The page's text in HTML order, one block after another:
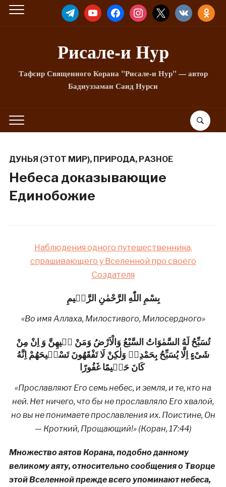
TELEGRAMYOUTUBEFACEBOOKINSTAGRAM
X VKONTAKTE
Рисале-и Hyp
Тафсир Священного Корана "Рисале-и Нур" — автор
Бадиуззаман Саид Нурси
ДУНЬЯ (ЭТОТ МИР), ПРИРОДА, РАЗНОЕ
Небеса доказывающие
Единобожие
Наблюдения одного путешественника,
спрашивающего у Вселенной про своего
Создателя
بِسْمِ اللّٰهِ الرَّحْمٰنِ الرَّحٖيمِ
«Во имя Аллаха, Милостивого, Милосердного»
تُسَبِّحُ لَهُ السَّمٰوَاتُ السَّبْعُ وَالْاَرْضُ وَمَنْ فٖيهِنَّ وَ اِنْ مِنْ
شَىْءٍ اِلَّا يُسَبِّحُ بِحَمْدِهٖ وَلٰكِنْ لَا تَفْقَهُونَ تَسْبٖيحَهُمْ اِنَّهُ
كَانَ حَلٖيمًا غَفُورًا
«Прославляют Его семь небес, и земля, и те, кто на
ней. Нет ничего, что бы не прославляло Его хвалой,
но вы не понимаете прославления их. Поистине, Он
— Кроткий, Прощающий!» (Коран, 17:44)
Множество аятов Корана, подобно данному
великому аяту, относительно сообщения о Творце
этой Вселенной прежде всего упоминают небеса,